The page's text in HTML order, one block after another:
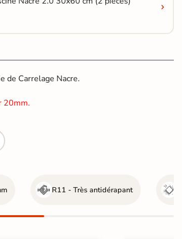
de Carrelage Nacre.
20mm.
R11 - Très antidérapant